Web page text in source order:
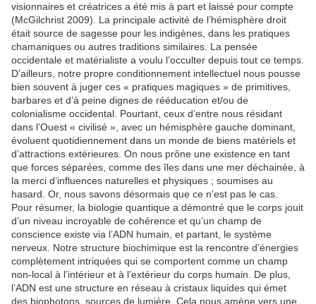
visionnaires et créatrices a été mis à part et laissé pour compte
(McGilchrist 2009). La principale activité de l’hémisphère droit
était source de sagesse pour les indigènes, dans les pratiques
chamaniques ou autres traditions similaires. La pensée
occidentale et matérialiste a voulu l’occulter depuis tout ce temps.
D’ailleurs, notre propre conditionnement intellectuel nous pousse
bien souvent à juger ces « pratiques magiques » de primitives,
barbares et d’à peine dignes de rééducation et/ou de
colonialisme occidental. Pourtant, ceux d’entre nous résidant
dans l’Ouest « civilisé », avec un hémisphère gauche dominant,
évoluent quotidiennement dans un monde de biens matériels et
d’attractions extérieures. On nous prône une existence en tant
que forces séparées, comme des îles dans une mer déchainée, à
la merci d’influences naturelles et physiques ; soumises au
hasard. Or, nous savons désormais que ce n’est pas le cas.
Pour résumer, la biologie quantique a démontré que le corps jouit
d’un niveau incroyable de cohérence et qu’un champ de
conscience existe via l’ADN humain, et partant, le système
nerveux. Notre structure biochimique est la rencontre d’énergies
complètement intriquées qui se comportent comme un champ
non-local à l’intérieur et à l’extérieur du corps humain. De plus,
l’ADN est une structure en réseau à cristaux liquides qui émet
des biophotons, sources de lumière. Cela nous amène vers une